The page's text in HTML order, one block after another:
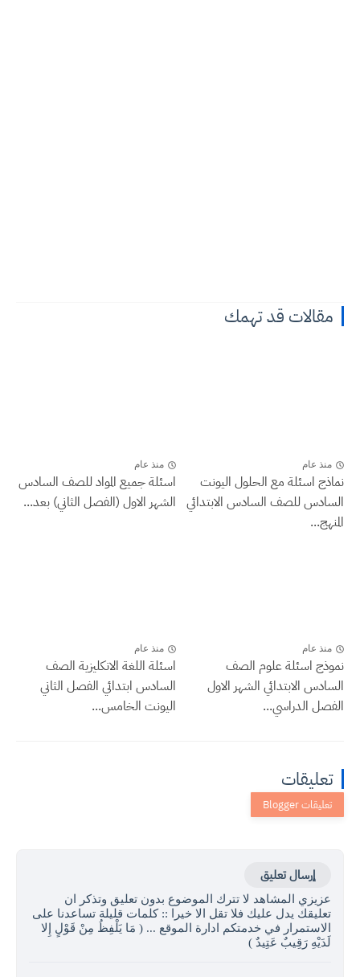
مقالات قد تهمك
منذ عام
نماذج اسئلة مع الحلول اليونت
السادس للصف السادس الابتدائي
المنهج...
منذ عام
اسئلة جميع المواد للصف السادس
الشهر الاول (الفصل الثاني) بعد...
منذ عام
نموذج اسئلة علوم الصف
السادس الابتدائي الشهر الاول
الفصل الدراسي...
منذ عام
اسئلة اللغة الانكليزية الصف
السادس ابتدائي الفصل الثاني
اليونت الخامس...
تعليقات
إرسال تعليق
عزيزي المشاهد لا تترك الموضوع بدون تعليق وتذكر ان
تعليقك يدل عليك فلا تقل الا خيرا :: كلمات قليلة تساعدنا على
الاستمرار في خدمتكم ادارة الموقع ... ( مَا يَلْفِظُ مِنْ قَوْلٍ إِلا
لَدَيْهِ رَقِيبٌ عَتِيدٌ )